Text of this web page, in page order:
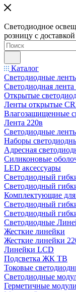
Светодиодное
розницу с
Каталог
Светодиодные
Светодиодная лента
Открытые
Ленты открытые
Влагозащищенные
Лента 220в
Светодиодные
Наборы
Адресная
Силиконовые
LED аксессуары
Светодиодный
Светодиодный
Комплектующие для
Светодиодный
Светодиодный
Светодиодные
Жесткие линейки
Жесткие линейки
Линейки LCD
Подсветка ЖК ТВ
Токовые
Светодиодные
Герметичные модули